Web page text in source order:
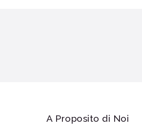
A Proposito di Noi